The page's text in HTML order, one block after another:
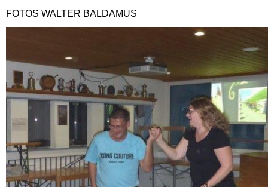
FOTOS WALTER BALDAMUS